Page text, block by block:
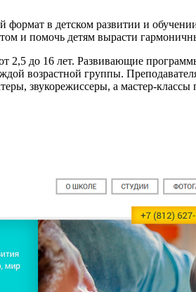
в детском развитии и
и помочь детям вырасти
2,5 до 16 лет. Развивающие
возрастной группы.
звукорежиссеры, а мастер-